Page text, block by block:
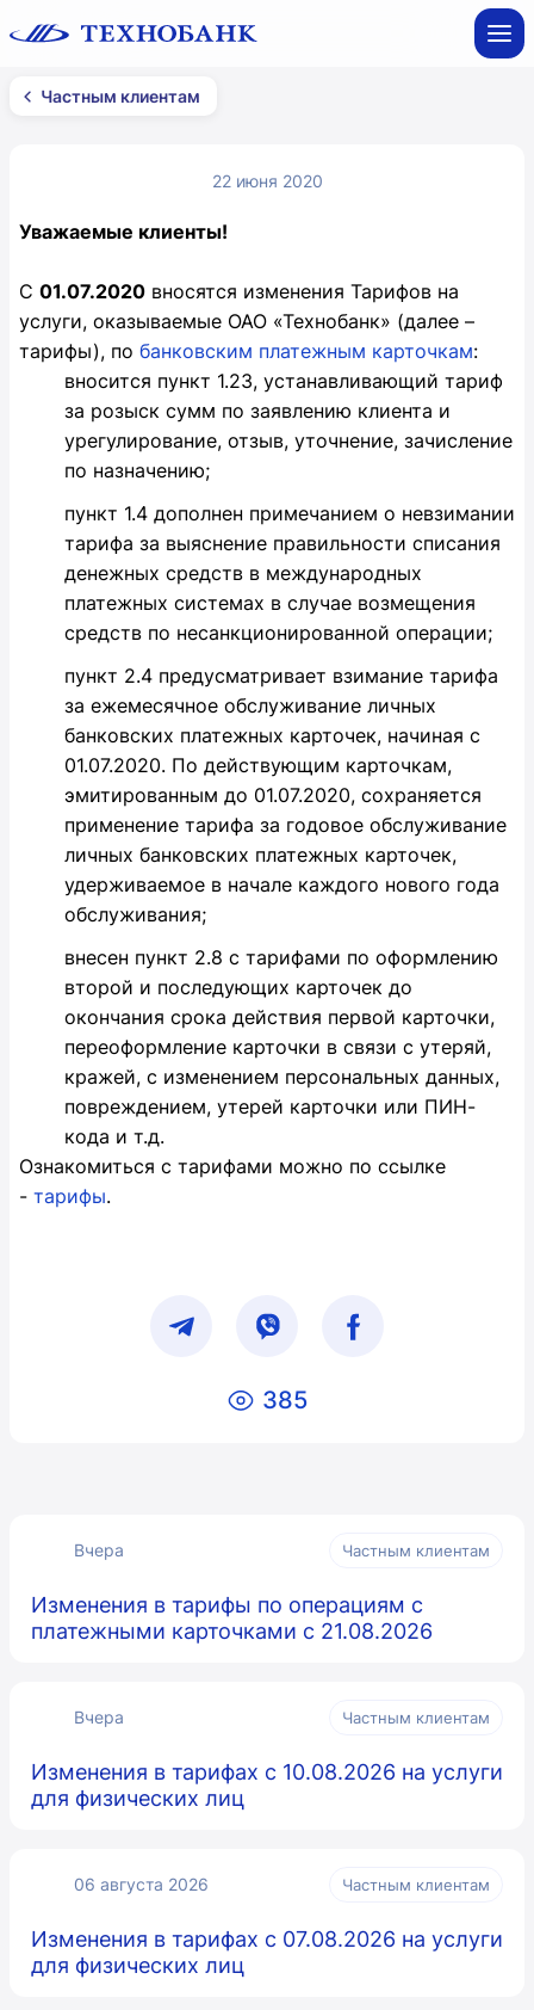
Частным клиентам
22 июня 2020
Уважаемые клиенты!
С 01.07.2020 вносятся изменения Тарифов на
услуги, оказываемые ОАО «Технобанк» (далее –
тарифы), по банковским платежным карточкам:
вносится пункт 1.23, устанавливающий тариф
за розыск сумм по заявлению клиента и
урегулирование, отзыв, уточнение, зачисление
по назначению;
пункт 1.4 дополнен примечанием о невзимании
тарифа за выяснение правильности списания
денежных средств в международных
платежных системах в случае возмещения
средств по несанкционированной операции;
пункт 2.4 предусматривает взимание тарифа
за ежемесячное обслуживание личных
банковских платежных карточек, начиная с
01.07.2020. По действующим карточкам,
эмитированным до 01.07.2020, сохраняется
применение тарифа за годовое обслуживание
личных банковских платежных карточек,
удерживаемое в начале каждого нового года
обслуживания;
внесен пункт 2.8 с тарифами по оформлению
второй и последующих карточек до
окончания срока действия первой карточки,
переоформление карточки в связи с утеряй,
кражей, с изменением персональных данных,
повреждением, утерей карточки или ПИН-
кода и т.д.
Ознакомиться с тарифами можно по ссылке
- тарифы.
385
Вчера Частным клиентам
Изменения в тарифы по операциям с
платежными карточками с 21.08.2026
Вчера Частным клиентам
Изменения в тарифах с 10.08.2026 на услуги
для физических лиц
06 августа 2026 Частным клиентам
Изменения в тарифах с 07.08.2026 на услуги
для физических лиц